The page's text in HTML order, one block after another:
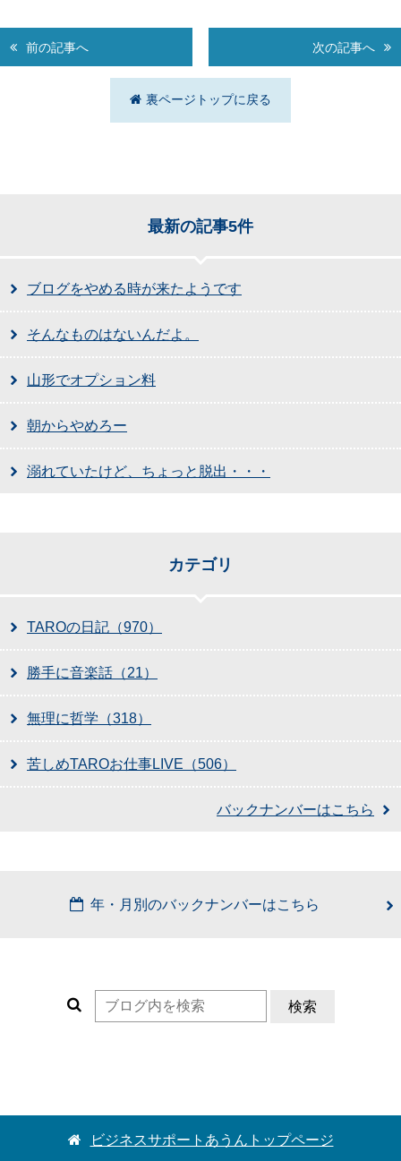
前の記事へ 次の記事へ
裏ページトップに戻る
最新の記事5件
ブログをやめる時が来たようです
そんなものはないんだよ。
山形でオプション料
朝からやめろー
溺れていたけど、ちょっと脱出・・・
カテゴリ
TAROの日記（970）
勝手に音楽話（21）
無理に哲学（318）
苦しめTAROお仕事LIVE（506）
バックナンバーはこちら
年・月別のバックナンバーはこちら
検索
ビジネスサポートあうんトップページ